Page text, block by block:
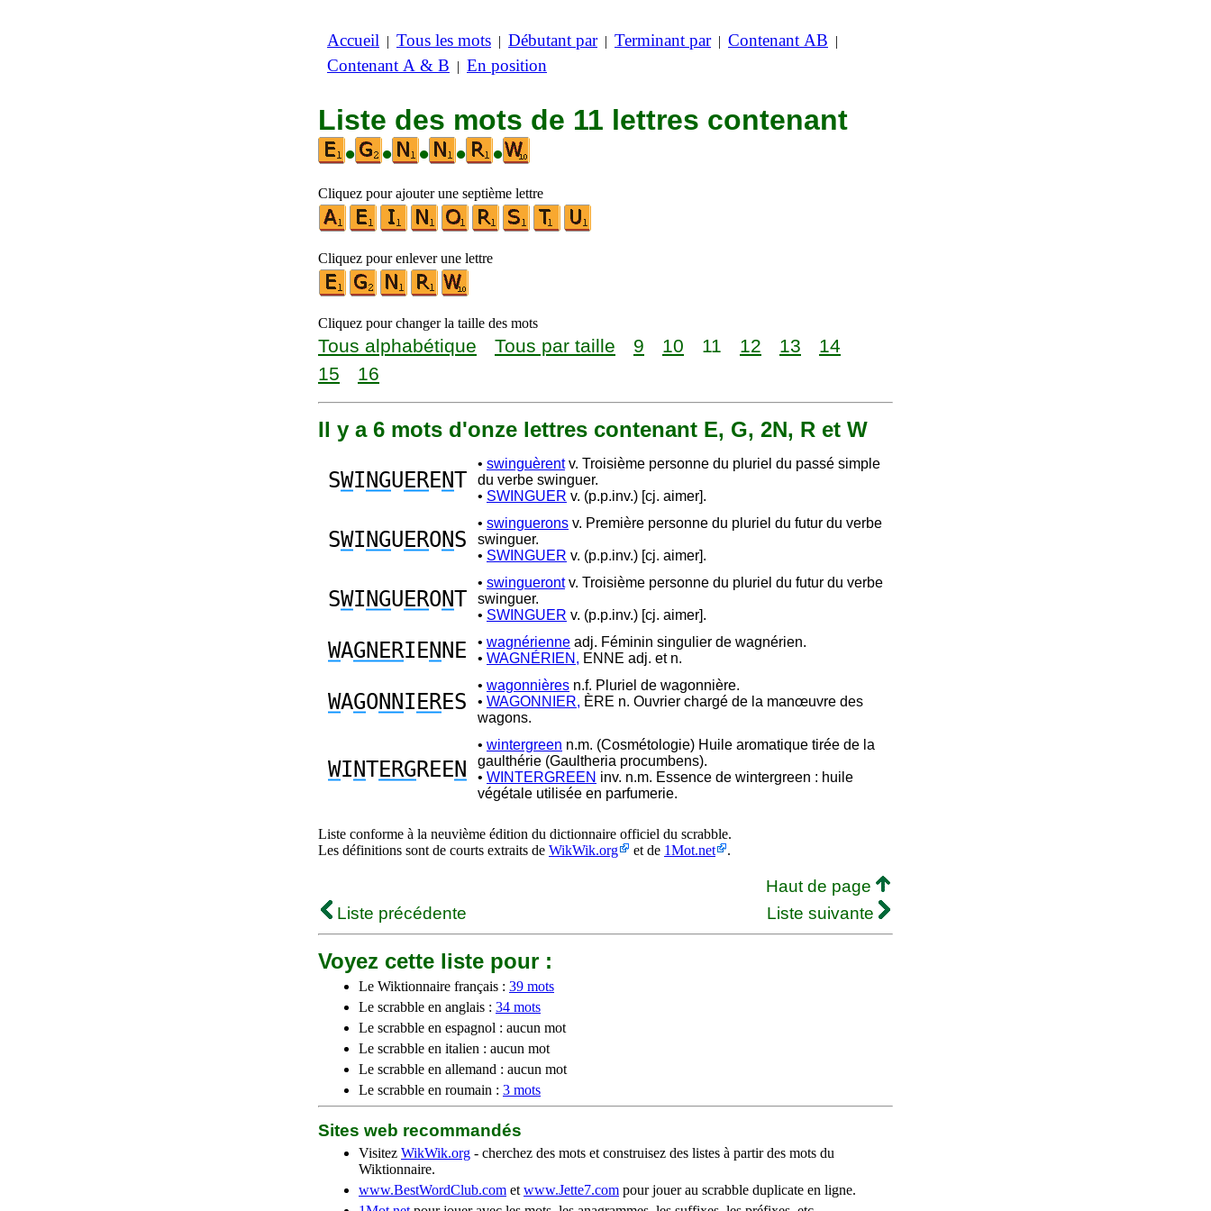
Accueil | Tous les mots | Débutant par| Terminant par| Contenant AB |
Contenant A & B | En position
Liste des mots de 11 lettres contenant
•
• • • •
Cliquez pour ajouter une septième lettre
Cliquez pour enlever une lettre
Cliquez pour changer la taille des mots
Tous alphabétique Tous par taille 9 10 11 12 13
14
15
16
Il y a 6 mots d'onze lettres contenant E, G, 2N, R et W
SWI NGUERENT
• swinguèrentv. Troisième personne du pluriel du passé simple
du verbe swinguer.
• SWINGUER v. (p.p.inv.) [cj. aimer].
SWI NGUERONS
• swinguerons v. Première personne du pluriel du futur du verbe
swinguer.
• SWINGUER v. (p.p.inv.) [cj. aimer].
SWI NGUERONT
• swinguerontv. Troisième personne du pluriel du futur du verbe
swinguer.
• SWINGUER v. (p.p.inv.) [cj. aimer].
WAGNERIEN NE • wagnérienne adj. Féminin singulier de wagnérien.
• WAGNÉRIEN, ENNE adj. et n.
WAGONNI ERES
• wagonnières n.f. Pluriel de wagonnière.
• WAGONNIER, ÈRE n. Ouvrier chargé de la manœuvre des
wagons.
WI NTERGREEN
• wintergreen n.m. (Cosmétologie) Huile aromatique tirée de la
gaulthérie (Gaultheria procumbens).
• WINTERGREEN inv. n.m. Essence de wintergreen : huile
végétale utilisée en parfumerie.
Liste conforme à la neuvième édition du dictionnaire officiel du scrabble.
Les définitions sont de courts extraits de WikWik.org et de 1Mot.net .
Haut de page
Liste précédente
Liste suivante
Voyez cette liste pour :
Le Wiktionnaire français : 39 mots
Le scrabble en anglais : 34 mots
Le scrabble en espagnol : aucun mot
Le scrabble en italien : aucun mot
Le scrabble en allemand : aucun mot
Le scrabble en roumain : 3 mots
Sites web recommandés
Visitez WikWik.org - cherchez des mots et construisez des listes à partir des mots du
Wiktionnaire.
www.BestWordClub.com et www.Jette7.com pour jouer au scrabble duplicate en ligne.